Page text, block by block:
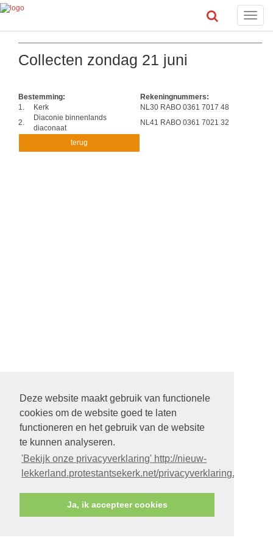
Deze website maakt gebruik van functionele
cookies om de website goed te laten
functioneren en het gebruik van de website
te kunnen analyseren.
'Bekijk onze privacyverklaring' http://nieuw-
lekkerland.protestantsekerk.net/privacyverklaring.aspx
Ja, ik accepteer cookies
Toggle
Collecten zondag 21 juni
Bestemming:
Rekeningnummers:
1.
Kerk
NL30 RABO 0361 7017 48
2.
Diaconie binnenlands
diaconaat
NL41 RABO 0361 7021 32
terug